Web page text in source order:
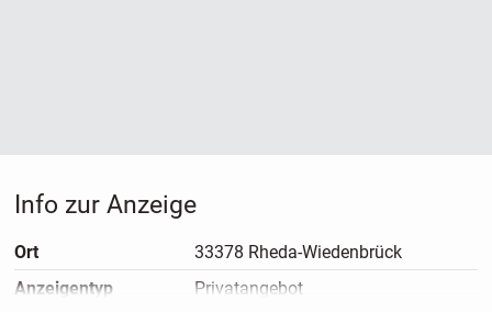
Info zur Anzeige
Ort
33378 Rheda-Wiedenbrück
Anzeigen­typ
Privatangebot